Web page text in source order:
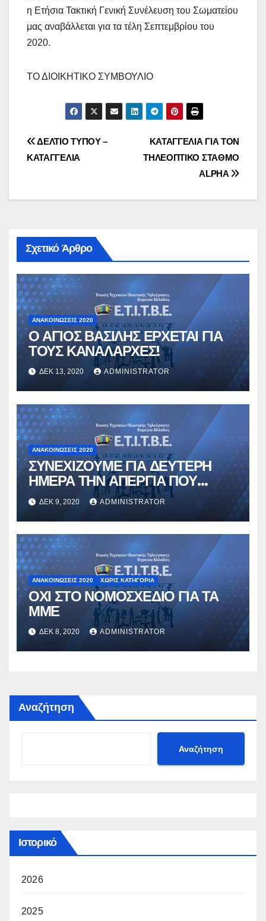
η Ετήσια Τακτική Γενική Συνέλευση του Σωματείου
μας αναβάλλεται για τα τέλη Σεπτεμβρίου του
2020.
ΤΟ ΔΙΟΙΚΗΤΙΚΟ ΣΥΜΒΟΥΛΙΟ
Πλοήγηση
ΚΑΤΑΓΓΕΛΙΑ ΓΙΑ ΤΟΝ
ΤΗΛΕΟΠΤΙΚΟ ΣΤΑΘΜΟ
ALPHA
ΔΕΛΤΙΟ ΤΥΠΟΥ –
ΚΑΤΑΓΓΕΛΙΑ
Σχετικό Άρθρο
ΑΝΑΚΟΙΝΏΣΕΙΣ 2020
Ο ΑΓΙΟΣ ΒΑΣΙΛΗΣ ΕΡΧΕΤΑΙ ΓΙΑ
ΤΟΥΣ ΚΑΝΑΛΑΡΧΕΣ!
ΔΕΚ 13, 2020 ADMINISTRATOR
ΑΝΑΚΟΙΝΏΣΕΙΣ 2020
ΣΥΝΕΧΙΖΟΥΜΕ ΓΙΑ ΔΕΥΤΕΡΗ
ΗΜΕΡΑ ΤΗΝ ΑΠΕΡΓΙΑ ΠΟΥ
ΠΡΟΚΥΡΗΞΕ Η ΟΜΟΣΠΟΝΔΙΑ
ΜΑΣ
ΔΕΚ 9, 2020 ADMINISTRATOR
ΑΝΑΚΟΙΝΏΣΕΙΣ 2020 ΧΩΡΊΣ ΚΑΤΗΓΟΡΊΑ
ΟΧΙ ΣΤΟ ΝΟΜΟΣΧΕΔΙΟ ΓΙΑ ΤΑ
ΜΜΕ
ΔΕΚ 8, 2020 ADMINISTRATOR
Αναζήτηση
Αναζήτηση
Ιστορικό
2026
2025